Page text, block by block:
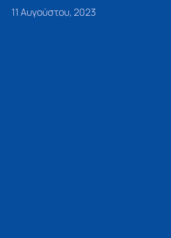
11 Αυγούστου, 2023